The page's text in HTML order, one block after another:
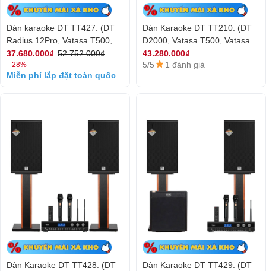
Dàn karaoke DT TT427: (DT
Radius 12Pro, Vatasa T500,
Vatasa V6 Pro, Vatasa
VA2600, Nex 12)
37.680.000₫ 52.752.000₫
-28%
Miễn phí lắp đặt toàn quốc
Dàn Karaoke DT TT210: (DT
D2000, Vatasa T500, Vatasa
V6 Pro, Vatasa VA-2600, Nex
12)
43.280.000₫
5/5
1 đánh giá
Dàn Karaoke DT TT428: (DT
Dàn Karaoke DT TT429: (DT